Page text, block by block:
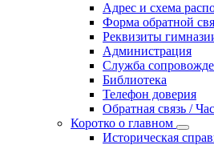
Адрес и схема
Форма обратной
Реквизиты
Администрация
Служба
Библиотека
Телефон доверия
Обратная связь /
Коротко о главном
Историческая